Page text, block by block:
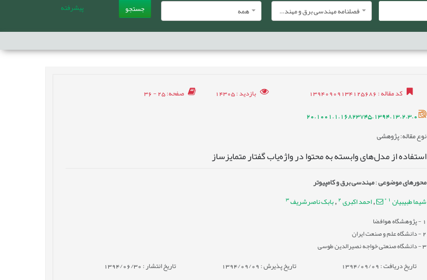
فصلنامه مهندسی برق و مهندسی کامپيوتر ايران
همه
جستجو پیشرفته
کد مقاله: 13940909134125686 بازدید: 14305 صفحه: 25 - 36
20.1001.1.16823745.1394.13.2.3.0
نوع مقاله: پژوهشی
استفاده از مدل‌های وابسته به محتوا در واژه‌ياب گفتار متمايزساز
محورهای موضوعی:مهندسی برق و کامپیوتر
شیما طبیبیان 1
*
,احمد اکبری2
,بابک ناصرشريف3
1 - پژوهشگاه هوافضا
2- دانشگاه علم و صنعت ایران
3- دانشگاه صنعتی خواجه نصیرالدین طوسی
تاریخ دریافت : 1394/09/09 تاریخ پذیرش : 1394/09/09 تاریخ انتشار : 1394/06/30